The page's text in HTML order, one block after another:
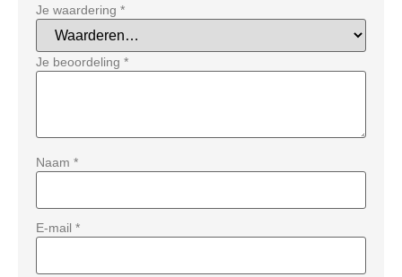
Je waardering *
Je beoordeling *
Naam *
E-mail *